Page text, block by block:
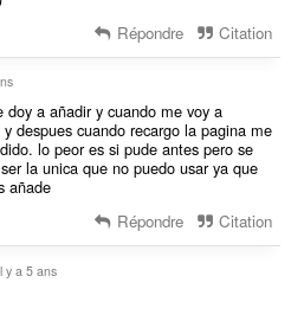
Répondre Citation
doy a añadir y cuando me voy a
despues cuando recargo la pagina me
lo peor es si pude antes pero se
la unica que no puedo usar ya que
añade
Répondre Citation
y a 5 ans